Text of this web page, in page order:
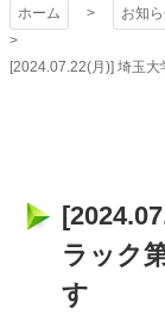
ホーム お知
[2024.07.22(月)] 埼玉
ラック
す